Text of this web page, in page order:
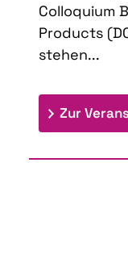
Colloquium
Products
stehen...
Zur